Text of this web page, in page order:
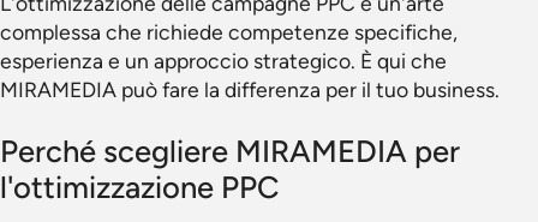
complessa che richiede competenze specifiche,
esperienza e un approccio strategico. È qui che
MIRAMEDIA può fare la differenza per il tuo business.
Perché scegliere MIRAMEDIA per
l'ottimizzazione PPC